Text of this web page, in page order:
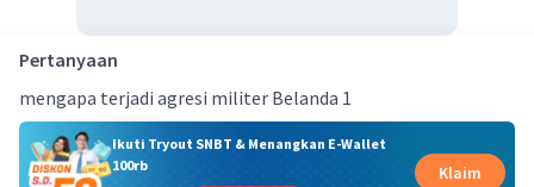
Pertanyaan
mengapa terjadi agresi militer Belanda 1
Ikuti Tryout SNBT & Menangkan E-Wallet
100rb
Klaim